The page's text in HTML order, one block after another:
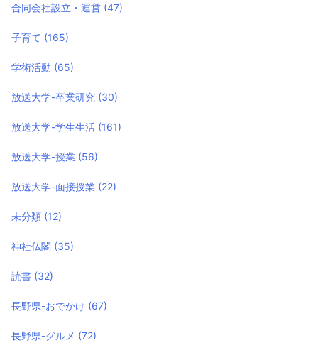
合同会社設立・運営 (47)
子育て (165)
学術活動 (65)
放送大学-卒業研究 (30)
放送大学-学生生活 (161)
放送大学-授業 (56)
放送大学-面接授業 (22)
未分類 (12)
神社仏閣 (35)
読書 (32)
長野県-おでかけ (67)
長野県-グルメ (72)